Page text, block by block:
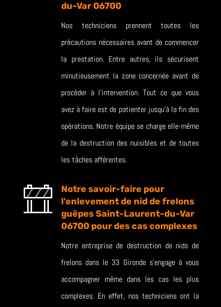
du-Var 06700
Nos techniciens prennent toutes les
précautions nécessaires avant de commencer
la prestation. Entre autres, ils sécurisent
minutieusement la zone concernée avant de
procéder à l’intervention. Tout ce que vous
avez à faire est de patienter jusqu’à la fin des
opérations. Notre équipe se charge elle-même
de la destruction des nuisibles et de toutes
les tâches afférentes.
Notre savoir-faire pour
l'enlevement de nid de frelons
guêpes Saint-Laurent-du-Var
06700 pour des cas complexes
Notre entreprise de destruction de nids de
frelons dans le 33 Gironde s’engage à vous
accompagner même dans les cas les plus
complexes. En effet, nos techniciens ont la